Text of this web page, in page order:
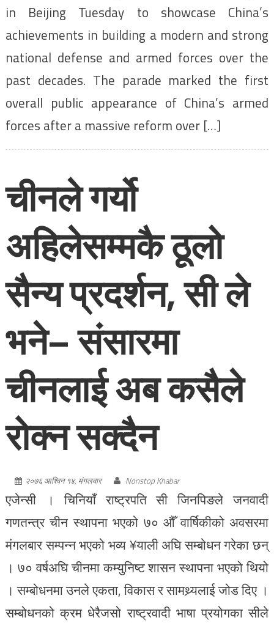
in Beijing Tuesday to showcase China’s
achievements in building a modern and strong
national defense and armed forces over the
past decades. The parade marked the first
overall public appearance of China’s armed
forces after a massive reform over […]
चीनले गर्यो
अहिलेसम्मकै ठूलो
सैन्य प्रदर्शन, सी ले
भने– संसारमा
चीनलाई अब कसैले
रोक्न सक्दैन
२०७६ आश्विन १४, मंगलवार Nonstop Khabar
एजेन्सी । चिनियाँ राष्ट्रपति सी जिनपिङले जनवादी
गणतन्त्र चीन स्थापना भएको ७० औँ वार्षिकीको अवसरमा
मंगलबार सम्पन्न भएको भव्य ¥याली अघि सम्बोधन गरेका छन्
। ७० वर्षअघि चीनमा कम्युनिष्ट शासन स्थापना भएको थियो
। सम्बोधनमा उनले एकता, विकास र सामथ्र्यलाई जोड दिए ।
सम्बोधनको क्रम धेरैजसो राष्ट्रवादी भाषा प्रयोगका सीले